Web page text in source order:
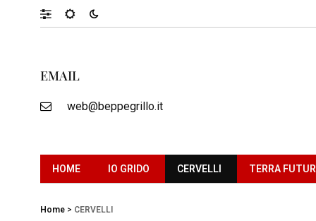
EMAIL
web@beppegrillo.it
HOME IO GRIDO CERVELLI TERRA
Home > CERVELLI